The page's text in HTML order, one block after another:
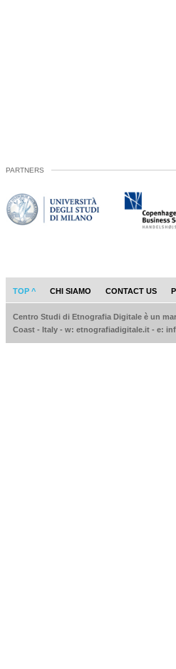
PARTNERS
TOP ^ CHI SIAMO CONTACT US
Centro Studi di Etnografia Digitale è un
Coast - Italy - w: etnografiadigitale.it - e: